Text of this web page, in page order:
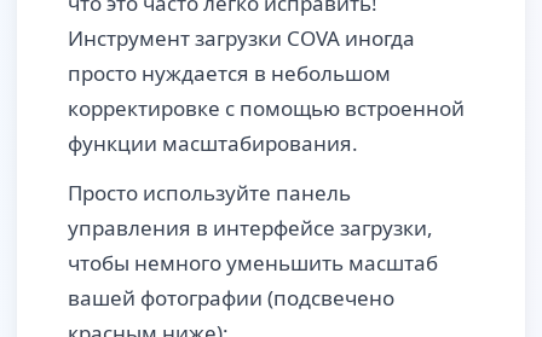
Инструмент загрузки COVA иногда
просто нуждается в небольшом
корректировке с помощью встроенной
функции масштабирования.
Просто используйте панель
управления в интерфейсе загрузки,
чтобы немного уменьшить масштаб
вашей фотографии (подсвечено